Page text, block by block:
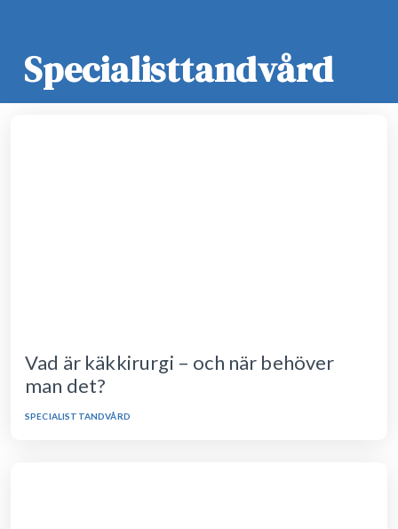
Specialisttandvård
Vad är käkkirurgi – och när behöver
man det?
SPECIALISTTANDVÅRD